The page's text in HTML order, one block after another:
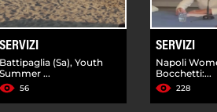
SERVIZI
Battipaglia (Sa), Youth
Summer ...
56
SERVIZI
Napoli
Bocchetti:...
228